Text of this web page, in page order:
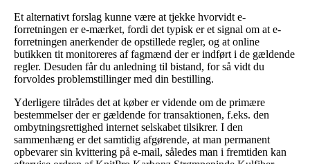
Et alternativt forslag kunne være at tjekke hvorvidt e-
forretningen er e-mærket, fordi det typisk er et signal om at e-
forretningen anerkender de opstillede regler, og at online
butikken tit monitoreres af fagmænd der er indført i de gældende
regler. Desuden får du anledning til bistand, for så vidt du
forvoldes problemstillinger med din bestilling.
Yderligere tilrådes det at køber er vidende om de primære
bestemmelser der er gældende for transaktionen, f.eks. den
ombytningsrettighed internet selskabet tilsikrer. I den
sammenhæng er det samtidig afgørende, at man permanent
opbevarer sin kvittering på e-mail, således man i fremtiden kan